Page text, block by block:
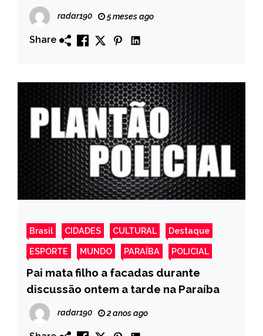
No Sitio Poço Cavalo
radar190 5 meses ago
Share
Brasil CIDADES CULTURAL Destaque
ESPORTE MUNDO PARAÍBA POLICIAL
Pai mata filho a facadas durante
discussão ontem a tarde na Paraíba
radar190 2 anos ago